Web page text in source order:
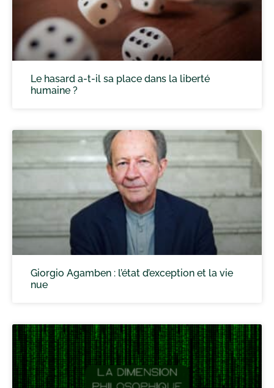
Le hasard a-t-il sa place dans la liberté
humaine ?
Giorgio Agamben : l’état d’exception et la vie
nue